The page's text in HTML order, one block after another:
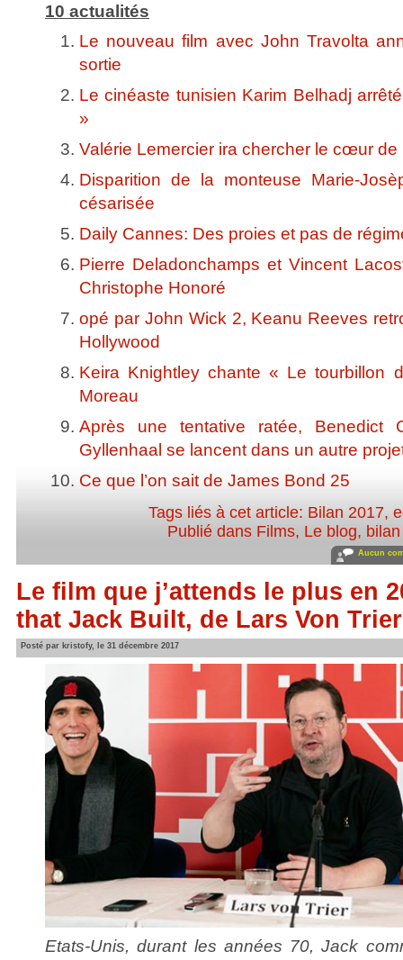
10 actualités
Le nouveau film avec John Travolta
sortie
Le cinéaste tunisien Karim Belhadj
»
Valérie Lemercier ira chercher le cœur de
Disparition de la monteuse Marie-
césarisée
Daily Cannes: Des proies et pas de
Pierre Deladonchamps et Vincent
Christophe Honoré
opé par John Wick 2, Keanu Reeves
Hollywood
Keira Knightley chante « Le tourbillon
Moreau
Après une tentative ratée, Benedict
Gyllenhaal se lancent dans un autre
Ce que l’on sait de James Bond 25
Tags liés à cet article: Bilan 2017,
Publié dans Films, Le blog,
Aucun
Le film que j’attends le plus en
that Jack Built, de Lars Von Trier
Posté par kristofy, le 31 décembre 2017
Etats-Unis, durant les années 70, Jack